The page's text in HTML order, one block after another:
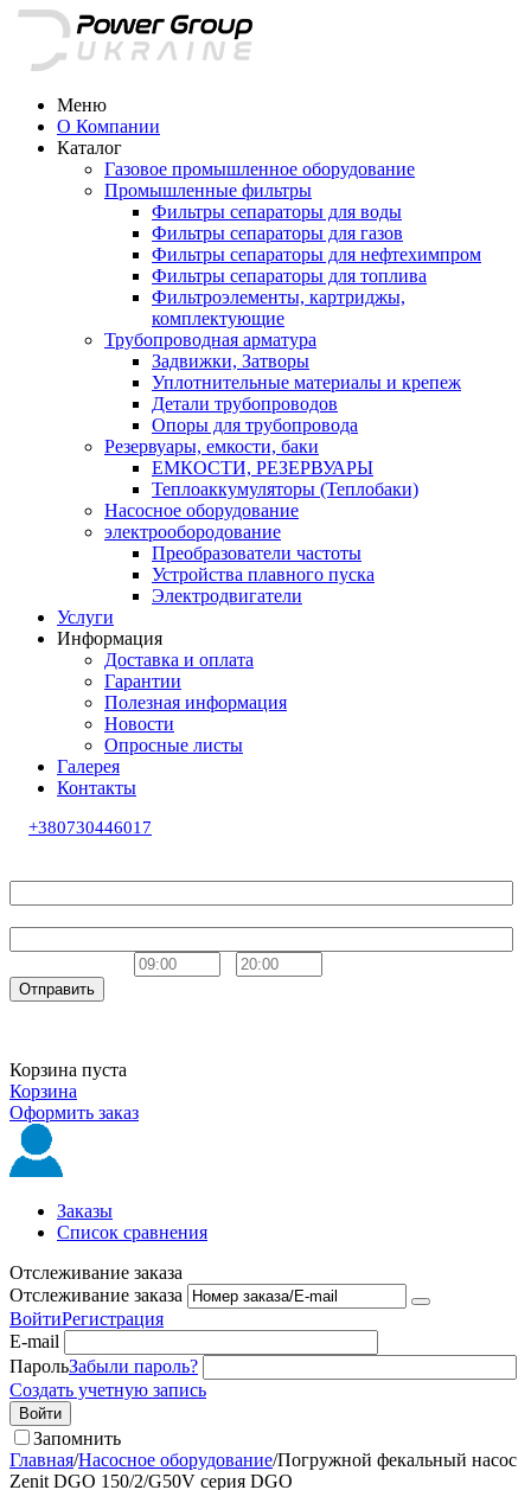
Меню
О Компании
Каталог
Газовое промышленное оборудование
Промышленные фильтры
Фильтры сепараторы для воды
Фильтры сепараторы для газов
Фильтры сепараторы для нефтехимпром
Фильтры сепараторы для топлива
Фильтроэлементы, картриджы,
комплектующие
Трубопроводная арматура
Задвижки, Затворы
Уплотнительные материалы и крепеж
Детали трубопроводов
Опоры для трубопровода
Резервуары, емкости, баки
ЕМКОСТИ, РЕЗЕРВУАРЫ
Теплоаккумуляторы (Теплобаки)
Насосное оборудование
электрообородование
Преобразователи частоты
Устройства плавного пуска
Электродвигатели
Услуги
Информация
Доставка и оплата
Гарантии
Полезная информация
Новости
Опросные листы
Галерея
Контакты
+380730446017
Отправить
Корзина пуста
Корзина
Оформить заказ
Заказы
Список сравнения
Отслеживание заказа
Отслеживание заказа
ВойтиРегистрация
E-mail
ПарольЗабыли пароль?
Создать учетную запись
Войти
Запомнить
Главная/Насосное оборудование/Погружной фекальный насос
Zenit DGO 150/2/G50V cерия DGO